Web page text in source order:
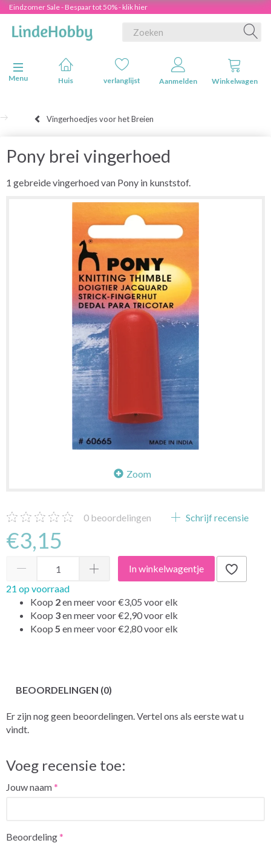
Eindzomer Sale - Bespaar tot 50% - klik hier
Navigatie in-/uitschakelen
Menu
Huis verlanglijst Aanmelden Winkelwagen
Vingerhoedjes voor het Breien
Pony brei vingerhoed
1 gebreide vingerhoed van Pony in kunststof.
Zoom
0 beoordelingen Schrijf recensie
€3,15
In winkelwagentje
21 op voorraad
Koop 2en meer voor€3,05 voor elk
Koop 3en meer voor€2,90voor elk
Koop 5 en meer voor€2,80voor elk
BEOORDELINGEN (0)
Er zijn nog geen beoordelingen. Vertel ons als eerste wat u
vindt.
Voeg recensie toe:
Jouw naam
Beoordeling